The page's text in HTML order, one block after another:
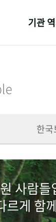
기관
한
사람들
르게 함